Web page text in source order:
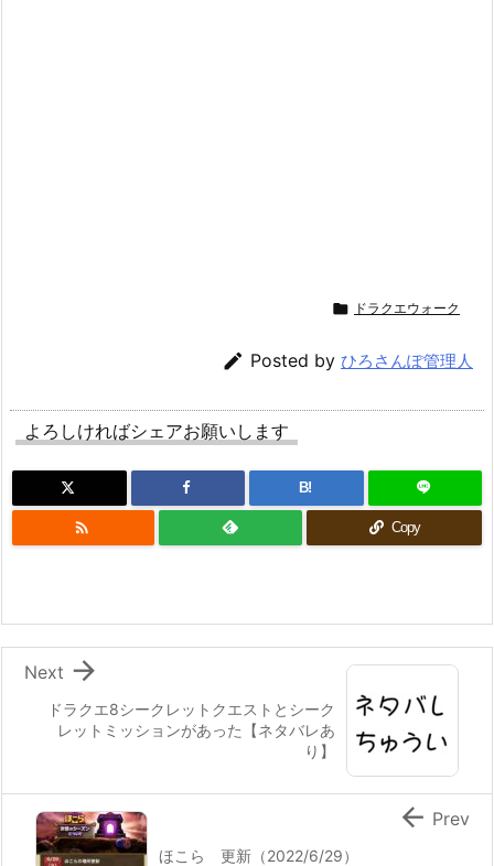
 ドラクエウォーク
 Posted by ひろさんぽ管理人
よろしければシェアお願いします
B!
 Copy
ドラクエ8シークレットクエストとシーク
レットミッションがあった【ネタバレあ
り】

Next
ほこら 更新（2022/6/29）
 Prev